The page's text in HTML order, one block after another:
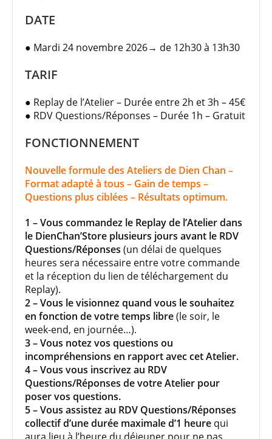
DATE
● Mardi 24 novembre 2026→ de 12h30 à 13h30
TARIF
● Replay de l’Atelier – Durée entre 2h et 3h – 45€
● RDV Questions/Réponses – Durée 1h – Gratuit
FONCTIONNEMENT
Nouvelle formule des Ateliers de Dien Chan –
Format adapté à tous – Gain de temps –
Questions plus ciblées – Résultats optimum.
1 – Vous commandez le Replay de l’Atelier dans
le DienChan’Store plusieurs jours avant le RDV
Questions/Réponses (un délai de quelques
heures sera nécessaire entre votre commande
et la réception du lien de téléchargement du
Replay).
2 – Vous le visionnez quand vous le souhaitez
en fonction de votre temps libre(le soir, le
week-end, en journée…).
3 – Vous notez vos questions ou
incompréhensions en rapport avec cet Atelier.
4 – Vous vous inscrivez au RDV
Questions/Réponses de votre Atelier pour
poser vos questions.
5 – Vous assistez au RDV Questions/Réponses
collectif d’une durée maximale d’1 heure qui